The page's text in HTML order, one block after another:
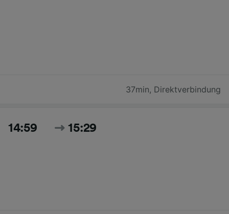
37min, Direktverbindung
14:59 15:29